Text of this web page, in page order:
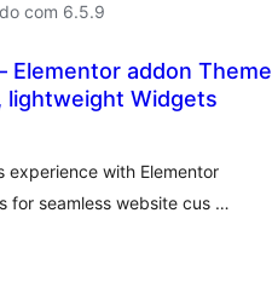
com 6.5.9
Elementor addon Theme
lightweight Widgets
experience with Elementor
for seamless website cus …